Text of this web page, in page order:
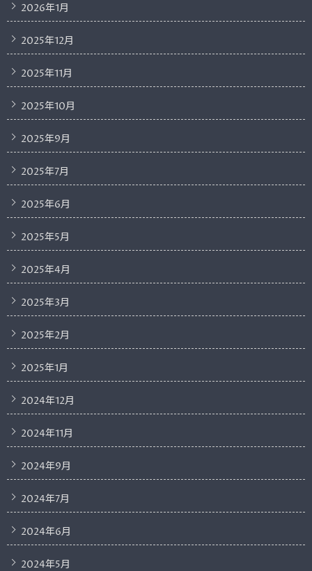
2026年1月
2025年12月
2025年11月
2025年10月
2025年9月
2025年7月
2025年6月
2025年5月
2025年4月
2025年3月
2025年2月
2025年1月
2024年12月
2024年11月
2024年9月
2024年7月
2024年6月
2024年5月